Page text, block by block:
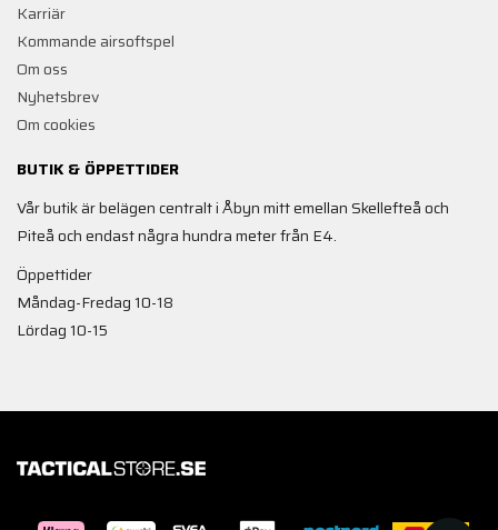
Karriär
Kommande airsoftspel
Om oss
Nyhetsbrev
Om cookies
BUTIK & ÖPPETTIDER
Vår butik är belägen centralt i Åbyn mitt emellan Skellefteå och
Piteå och endast några hundra meter från E4.
Öppettider
Måndag-Fredag 10-18
Lördag 10-15